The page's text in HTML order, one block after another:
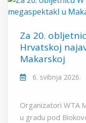
Za 20.
Hrvatskoj
Makarskoj
6. svibnja 2026.
Organizatori WTA
u gradu pod